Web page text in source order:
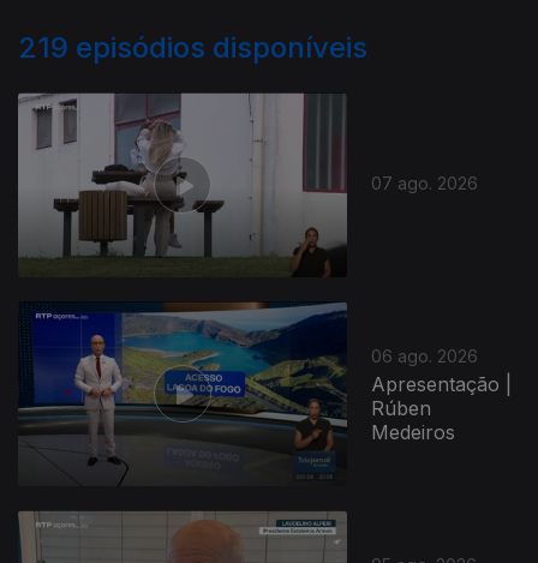
219 episódios disponíveis
07 ago. 2026
06 ago. 2026
Apresentação |
Rúben
Medeiros